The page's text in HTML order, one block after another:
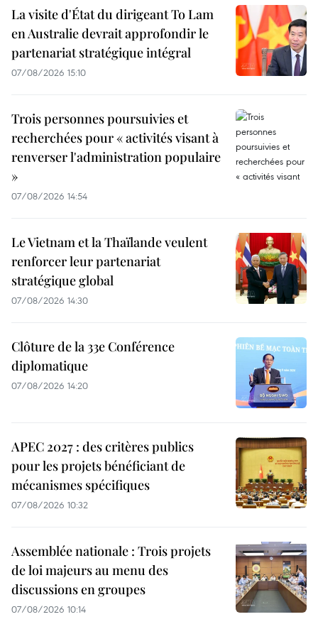
La visite d'État du dirigeant To Lam
en Australie devrait approfondir le
partenariat stratégique intégral
07/08/2026 15:10
Trois personnes poursuivies et
recherchées pour « activités visant à
renverser l'administration populaire
»
07/08/2026 14:54
Le Vietnam et la Thaïlande veulent
renforcer leur partenariat
stratégique global
07/08/2026 14:30
Clôture de la 33e Conférence
diplomatique
07/08/2026 14:20
APEC 2027 : des critères publics
pour les projets bénéficiant de
mécanismes spécifiques
07/08/2026 10:32
Assemblée nationale : Trois projets
de loi majeurs au menu des
discussions en groupes
07/08/2026 10:14